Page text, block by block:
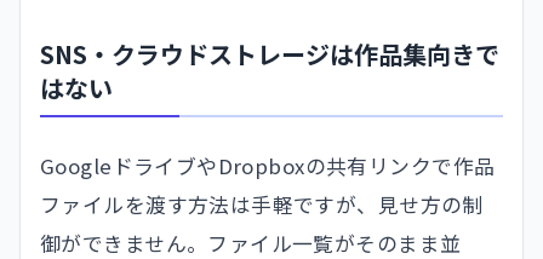
SNS・クラウドストレージは作品集向きで
はない
GoogleドライブやDropboxの共有リンクで作品
ファイルを渡す方法は手軽ですが、見せ方の制
御ができません。ファイル一覧がそのまま並